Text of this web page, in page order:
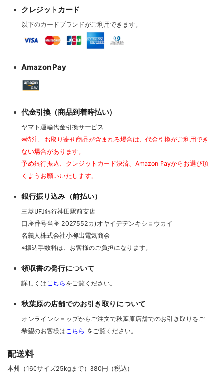
クレジットカード
以下のカードブランドがご利用できます。
Amazon Pay
代金引換（商品到着時払い）
ヤマト運輸代金引換サービス
※特注、お取り寄せ商品が含まれる場合は、代金引換がご利用でき
ない場合があります。
予め銀行振込、クレジットカード決済、Amazon Payからお選び頂
くようお願いいたします。
銀行振り込み（前払い）
三菱UFJ銀行神田駅前支店
口座番号当座 2027552カ)オヤイデデンキショウカイ
名義人株式会社小柳出電気商会
※振込手数料は、お客様のご負担になります。
領収書の発行について
詳しくは こちら をご覧ください。
秋葉原の店舗でのお引き取りについて
オンラインショップからご注文で秋葉原店舗でのお引き取りをご
希望のお客様は こちら をご覧ください。
配送料
本州（160サイズ25kgまで）880円（税込）